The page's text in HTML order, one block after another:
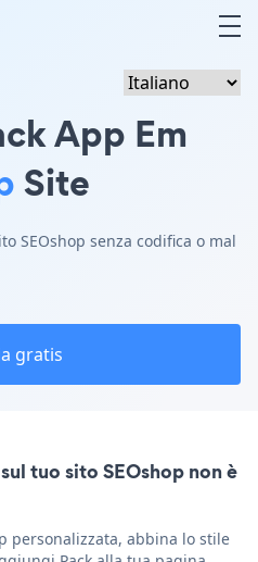
App Em
Site
SEOshop senza codifica o mal
gratis
tuo sito SEOshop non è
personalizzata, abbina lo stile